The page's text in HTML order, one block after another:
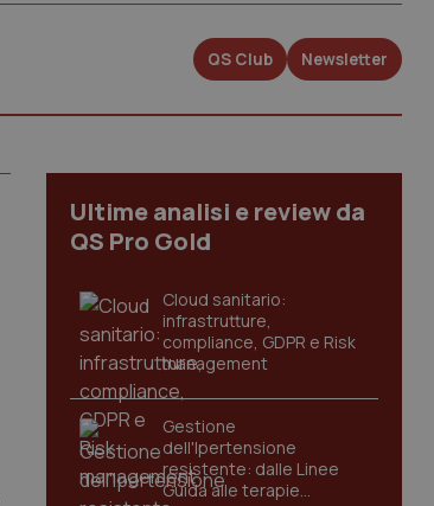
QS Club Newsletter
Ultime analisi e review da
QS Pro Gold
Cloud sanitario:
infrastrutture,
compliance, GDPR e Risk
management
Gestione
dell'Ipertensione
resistente: dalle Linee
Guida alle terapie